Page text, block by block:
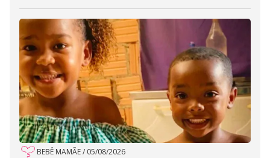
BEBÊ MAMÃE/ 05/08/2026